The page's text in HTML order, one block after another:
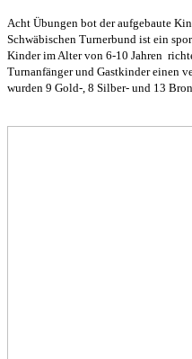
Acht Übungen bot der aufgebaute
Schwäbischen Turnerbund ist ein
Kinder im Alter von 6-10 Jahren
Turnanfänger und Gastkinder einen
wurden 9 Gold-, 8 Silber- und 13